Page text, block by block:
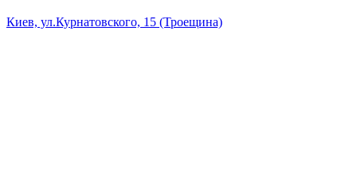
Киев, ул.Курнатовского, 15 (Троещина)